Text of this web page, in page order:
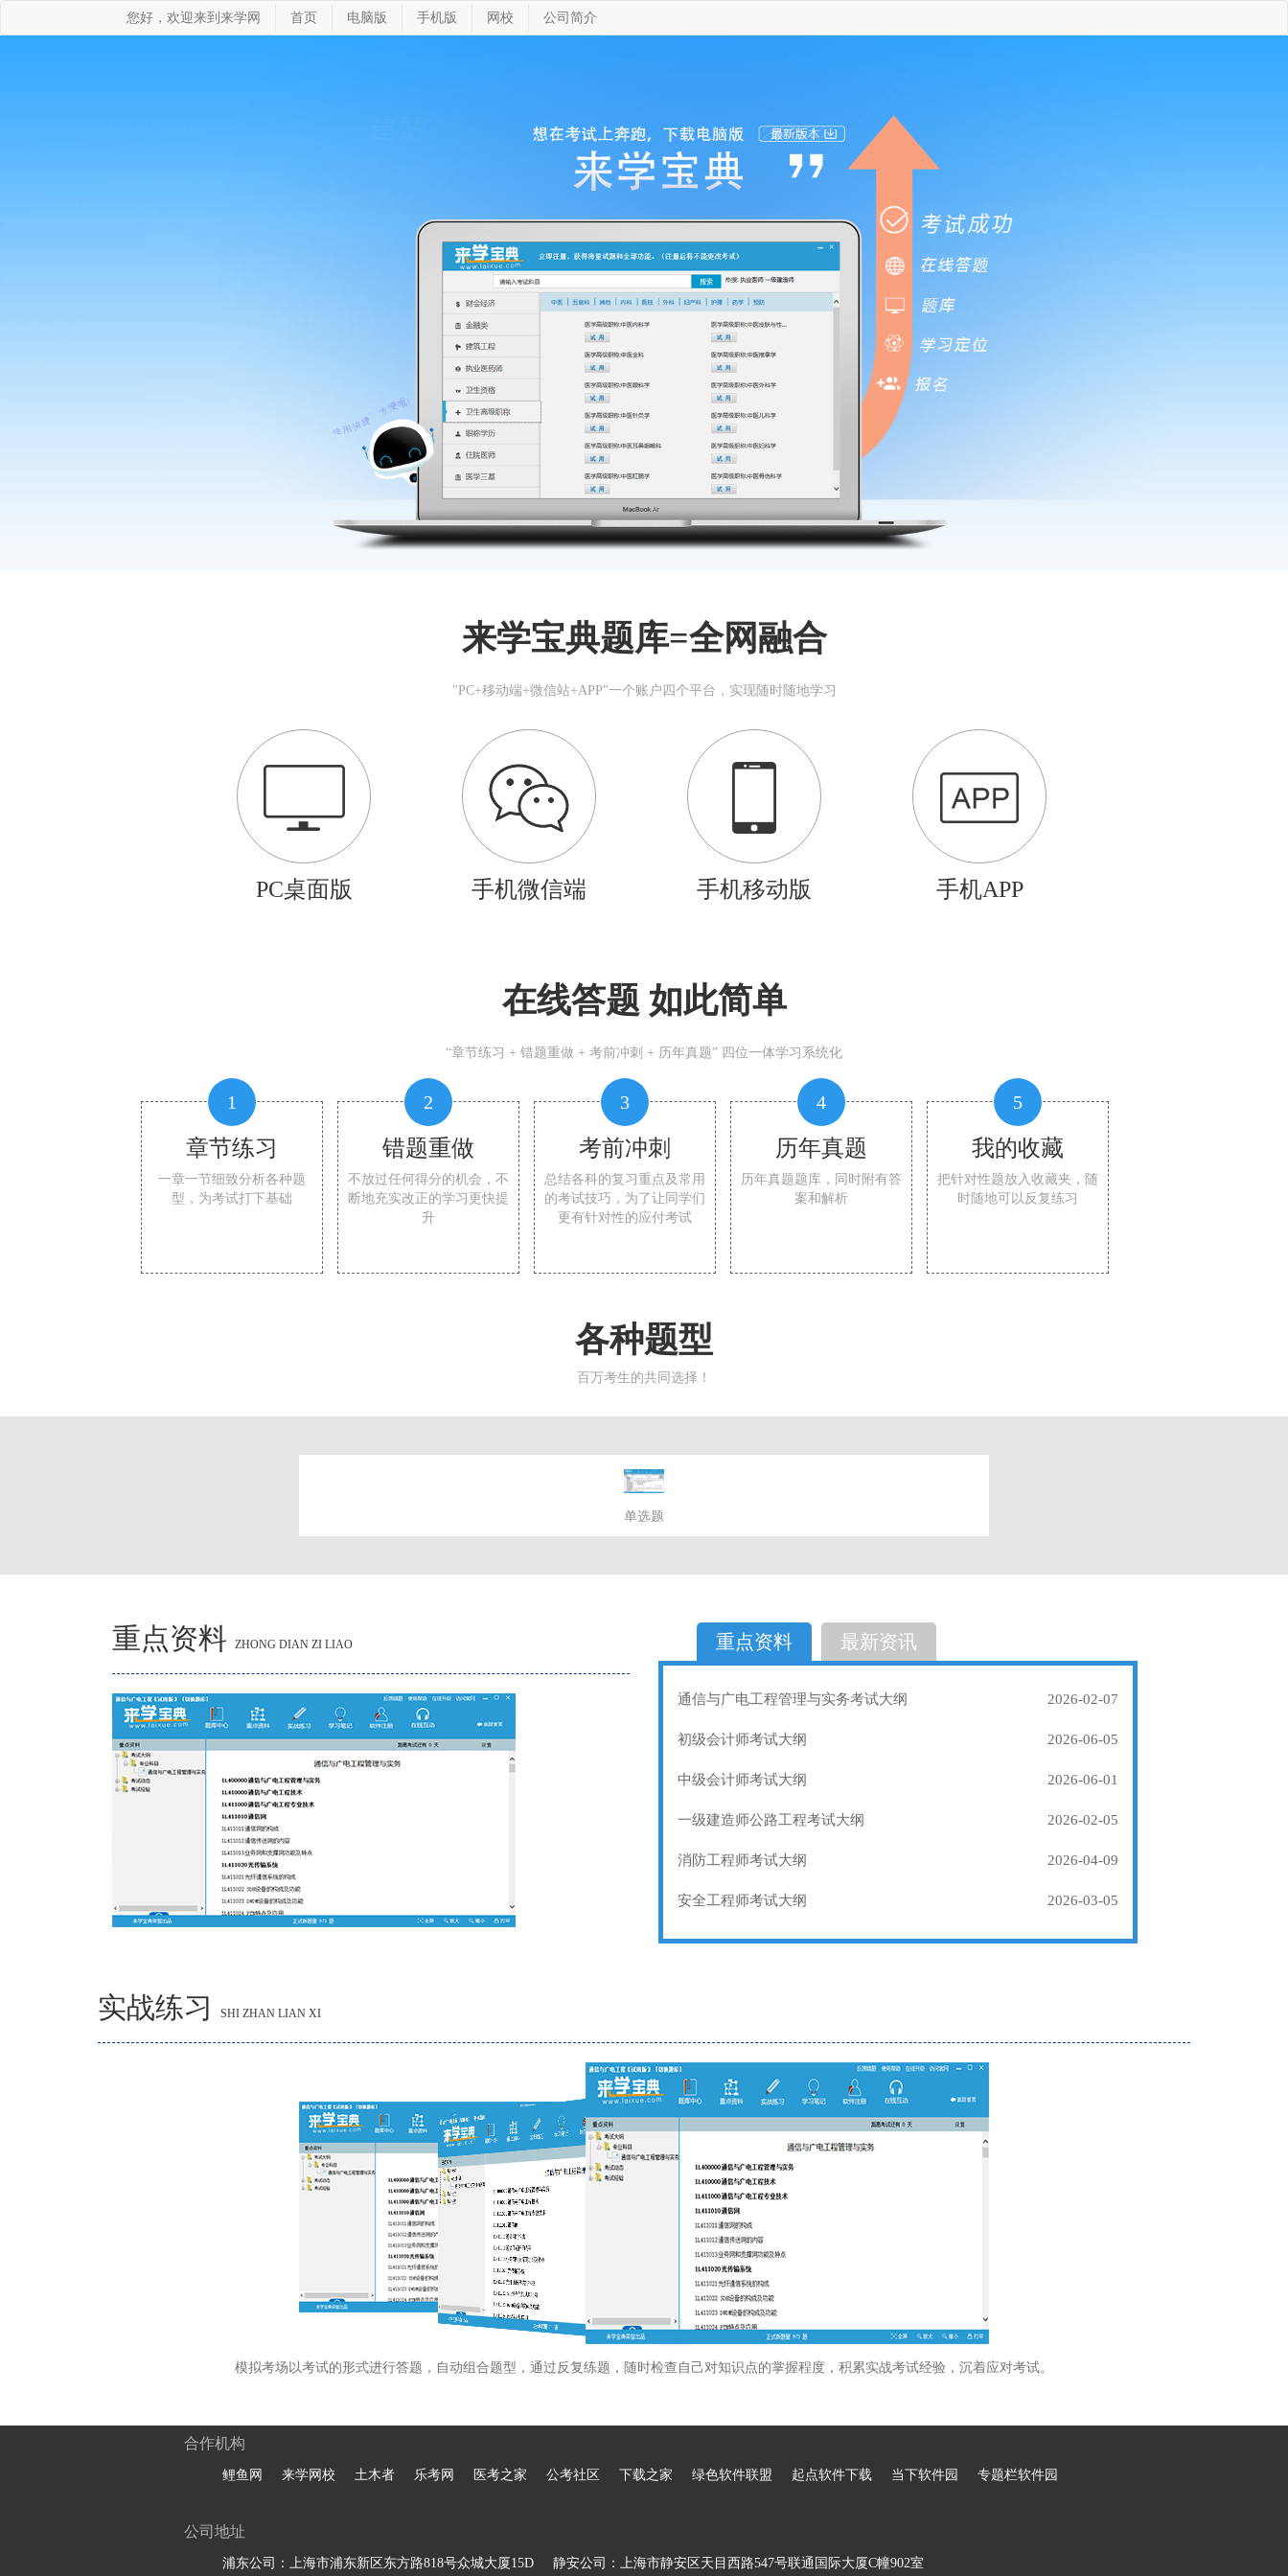
您好，欢迎来到来学网 首页 电脑版 手机版 网校 公司简介
来学宝典题库=全网融合
"PC+移动端+微信站+APP"一个账户四个平台，实现随时随地学习
PC桌面版 手机微信端 手机移动版 手机APP
在线答题 如此简单
“章节练习 + 错题重做 + 考前冲刺 + 历年真题” 四位一体学习系统化
1
章节练习
一章一节细致分析各种题
型，为考试打下基础
2
错题重做
不放过任何得分的机会，不
断地充实改正的学习更快提
升
3
考前冲刺
总结各科的复习重点及常用
的考试技巧，为了让同学们
更有针对性的应付考试
4
历年真题
历年真题题库，同时附有答
案和解析
5
我的收藏
把针对性题放入收藏夹，随
时随地可以反复练习
各种题型
百万考生的共同选择！
单选题
选择题
重点资料 ZHONG DIAN ZI LIAO 重点资料 最新资讯
通信与广电工程管理与实务考试大纲 2026-02-07
初级会计师考试大纲 2026-06-05
中级会计师考试大纲 2026-06-01
一级建造师公路工程考试大纲 2026-02-05
消防工程师考试大纲 2026-04-09
安全工程师考试大纲 2026-03-05
实战练习 SHI ZHAN LIAN XI
模拟考场以考试的形式进行答题，自动组合题型，通过反复练题，随时检查自己对知识点的掌握程度，积累实战考试经验，沉着应对考试。
合作机构
鲤鱼网 来学网校 土木者 乐考网 医考之家 公考社区 下载之家 绿色软件联盟 起点软件下载 当下软件园 专题栏软件园
公司地址
浦东公司：上海市浦东新区东方路818号众城大厦15D 静安公司：上海市静安区天目西路547号联通国际大厦C幢902室